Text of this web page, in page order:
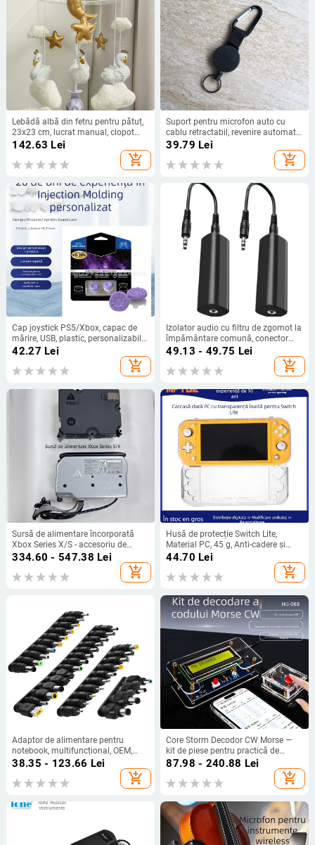
Lebădă albă din fetru pentru pătuț,
23x23 cm, lucrat manual, clopot
pentru bebeluș
142.63 Lei
add_shopping_cart
Suport pentru microfon auto cu
cablu retractabil, revenire automată,
antiderapant, model 8900 (Brand:
yintalk; Compatibil cu: 8900)
39.79 Lei
add_shopping_cart
Cap joystick PS5/Xbox, capac de
mărire, USB, plastic, personalizabil
cu logo
42.27 Lei
add_shopping_cart
Izolator audio cu filtru de zgomot la
împământare comună, conector
audio de 3,5 mm, ecranare și
49.13 - 49.75 Lei
add_shopping_cart
Sursă de alimentare încorporată
Xbox Series X/S - accesoriu de
reparație
334.60 - 547.38 Lei
add_shopping_cart
Husă de protecție Switch Lite,
Material PC, 45 g, Anti-cadere și
Anti-alunecare
44.70 Lei
add_shopping_cart
Adaptor de alimentare pentru
notebook, multifuncțional, OEM,
compatibil universal, BESIVO
38.35 - 123.66 Lei
add_shopping_cart
Core Storm Decodor CW Morse —
kit de piese pentru practică de
sudură pe plăci de circuite
87.98 - 240.88 Lei
add_shopping_cart